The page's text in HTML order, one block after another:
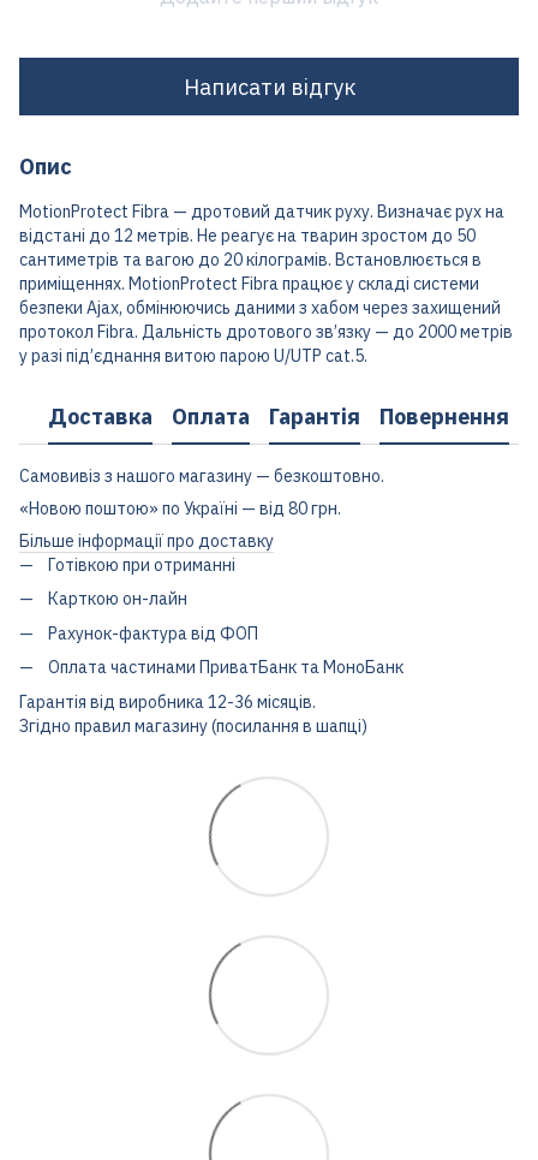
Написати відгук
Опис
MotionProtect Fibra — дротовий датчик руху. Визначає рух на
відстані до 12 метрів. Не реагує на тварин зростом до 50
сантиметрів та вагою до 20 кілограмів. Встановлюється в
приміщеннях. MotionProtect Fibra працює у складі системи
безпеки Ajax, обмінюючись даними з хабом через захищений
протокол Fibra. Дальність дротового зв’язку — до 2000 метрів
у разі під’єднання витою парою U/UTP cat.5.
Доставка Оплата Гарантія Повернення
Самовивіз з нашого магазину — безкоштовно.
«Новою поштою» по Україні — від 80 грн.
Більше інформації про доставку
Готівкою при отриманні
Карткою он-лайн
Рахунок-фактура від ФОП
Оплата частинами ПриватБанк та МоноБанк
Гарантія від виробника 12-36 місяців.
Згідно правил магазину (посилання в шапці)